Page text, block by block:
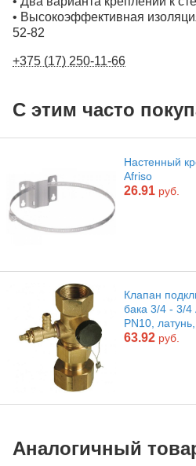
• Высокоэффективная
52-82
+375 (17) 250-11-66
С этим часто
Настенный
Afriso
26.91 руб.
Клапан
бака 3/4 - 3/4
PN10,
63.92 руб.
Аналогичный